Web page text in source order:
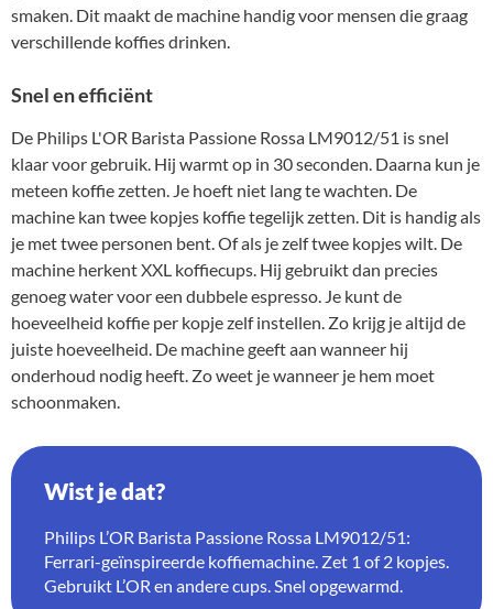
smaken. Dit maakt de machine handig voor mensen die graag
verschillende koffies drinken.
Snel en efficiënt
De Philips L'OR Barista Passione Rossa LM9012/51 is snel
klaar voor gebruik. Hij warmt op in 30 seconden. Daarna kun je
meteen koffie zetten. Je hoeft niet lang te wachten. De
machine kan twee kopjes koffie tegelijk zetten. Dit is handig als
je met twee personen bent. Of als je zelf twee kopjes wilt. De
machine herkent XXL koffiecups. Hij gebruikt dan precies
genoeg water voor een dubbele espresso. Je kunt de
hoeveelheid koffie per kopje zelf instellen. Zo krijg je altijd de
juiste hoeveelheid. De machine geeft aan wanneer hij
onderhoud nodig heeft. Zo weet je wanneer je hem moet
schoonmaken.
Wist je dat?
Philips L’OR Barista Passione Rossa LM9012/51:
Ferrari-geïnspireerde koffiemachine. Zet 1 of 2 kopjes.
Gebruikt L’OR en andere cups. Snel opgewarmd.